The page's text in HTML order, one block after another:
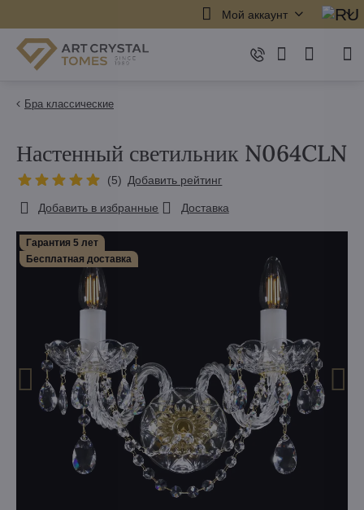
Мой аккаунт
Бра классические
Гарантия 5 лет
Бесплатная доставка
Настенный светильник N064CLN
(5) Добавить рейтинг
Добавить в избранные Доставка